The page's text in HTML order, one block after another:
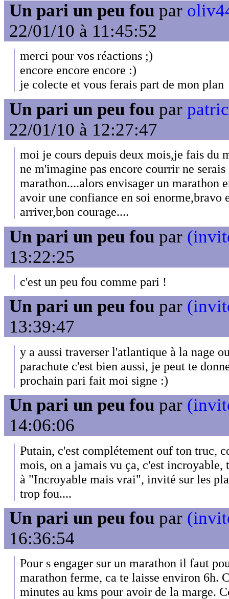
Un pari un peu fou par
22/01/10 à 11:45:52
merci pour vos réactions ;)
encore encore encore :)
je colecte et vous ferais part de mon plan
Un pari un peu fou par
22/01/10 à 12:27:47
moi je cours depuis deux mois,je fais du
ne m'imagine pas encore courrir ne
marathon....alors envisager un marathon
avoir une confiance en soi enorme,bravo
arriver,bon courage....
Un pari un peu fou par
13:22:25
c'est un peu fou comme pari !
Un pari un peu fou par
13:39:47
y a aussi traverser l'atlantique à la nage
parachute c'est bien aussi, je peut te
prochain pari fait moi signe :)
Un pari un peu fou par
14:06:06
Putain, c'est complétement ouf ton truc,
mois, on a jamais vu ça, c'est incroyable,
à "Incroyable mais vrai", invité sur les
trop fou....
Un pari un peu fou par
16:36:54
Pour s engager sur un marathon il faut
marathon ferme, ca te laisse environ 6h.
minutes au kms pour avoir de la marge.